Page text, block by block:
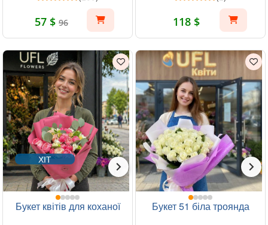
57 $ 96 118 $
ХІТ
Букет квітів для коханої Букет 51 біла троянда